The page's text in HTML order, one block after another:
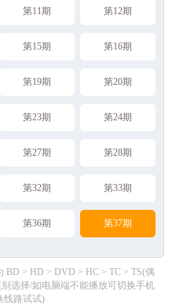
第11期 第12期
第15期 第16期
第19期 第20期
第23期 第24期
第27期 第28期
第32期 第33期
第36期 第37期
> HD > DVD > HC > TC > TS(偶
选择/如电脑端不能播放可切换手机
线路试试)